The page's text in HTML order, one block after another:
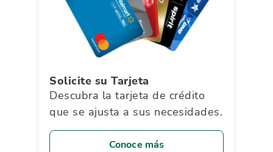
Solicite su Tarjeta
Descubra la tarjeta de crédito
que se ajusta a sus necesidades.
Conoce más